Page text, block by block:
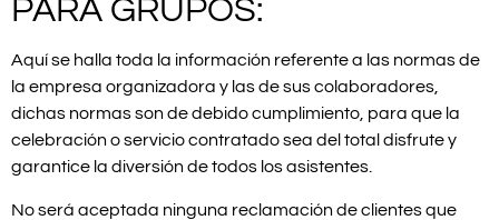
PARA GRUPOS:
Aquí se halla toda la información referente a las normas de
la empresa organizadora y las de sus colaboradores,
dichas normas son de debido cumplimiento, para que la
celebración o servicio contratado sea del total disfrute y
garantice la diversión de todos los asistentes.
No será aceptada ninguna reclamación de clientes que